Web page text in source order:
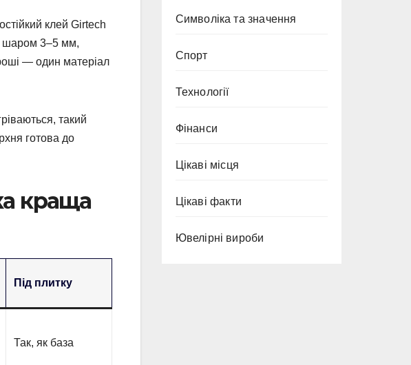
клей Girtech
шаром 3–5 мм,
— один матеріал
такий
готова до
краща
Під плитку
Так, як база
Символіка та значення
Спорт
Технології
Фінанси
Цікаві місця
Цікаві факти
Ювелірні вироби